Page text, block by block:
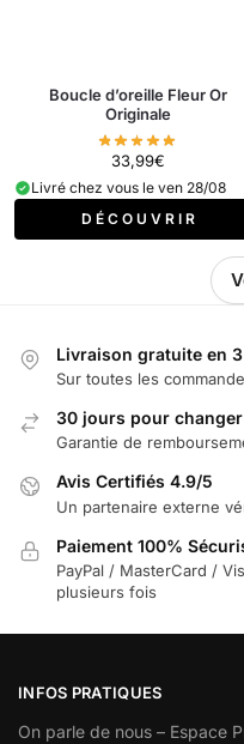
Boucle d’oreille Fleur Or
Originale
33,99€
Livré chez vous le ven 28/08
D É C O U V R I R
Livraison gratuite en
Sur toutes les
30 jours pour changer
Garantie de
Avis Certifiés 4.9/5
Un partenaire externe
Paiement 100%
PayPal / MasterCard /
plusieurs fois
INFOS PRATIQUES
On parle de nous – Espace